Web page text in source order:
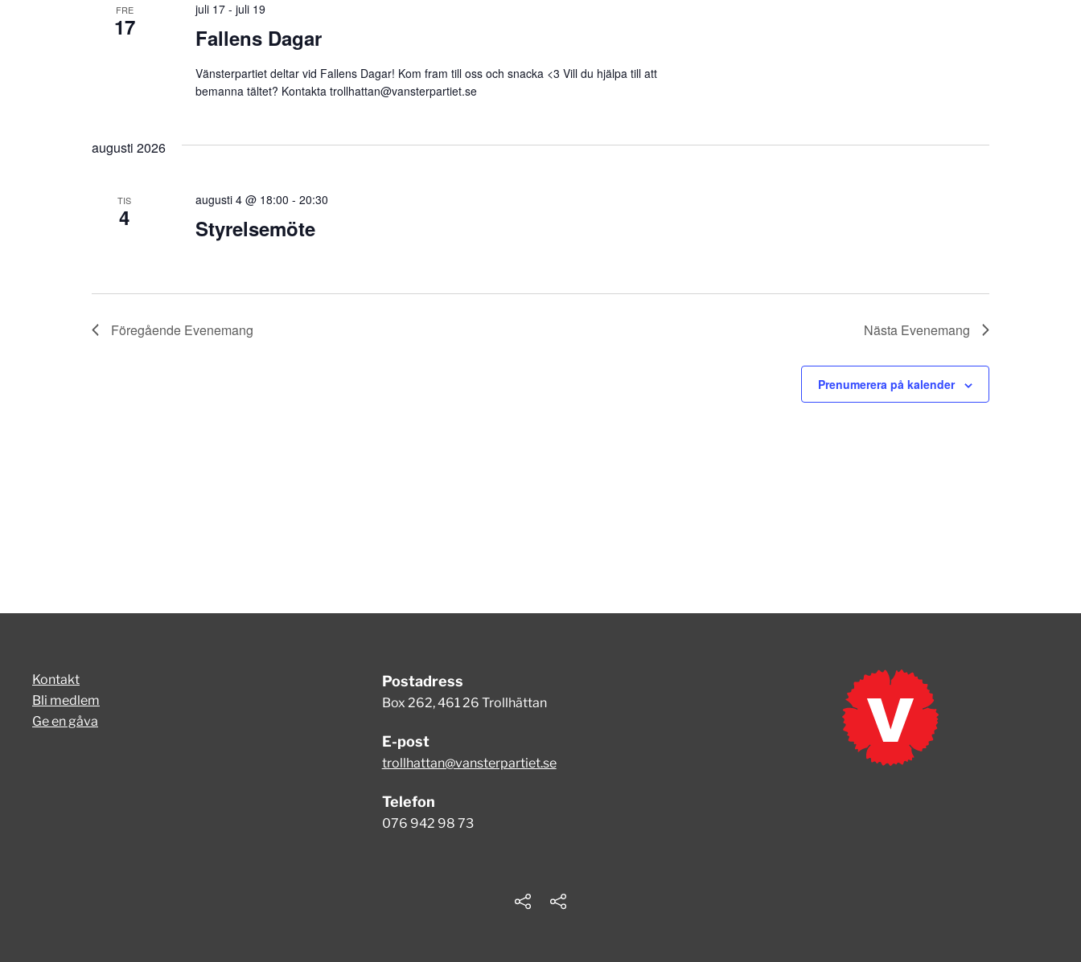
FRE
17 Fallens Dagar
juli 17 -juli 19
Vänsterpartiet deltar vid Fallens Dagar! Kom fram till oss och snacka <3 Vill du hjälpa till att
bemanna tältet? Kontaktatrollhattan@vansterpartiet.se
augusti 2026
TIS
4 Styrelsemöte
augusti 4 @ 18:00 -20:30
Föregående Evenemang Nästa Evenemang
Prenumerera på kalender
Kontakt
Bli medlem
Ge en gåva
Postadress
Box 262, 461 26 Trollhättan
E-post
trollhattan@vansterpartiet.se
Telefon
076 942 98 73